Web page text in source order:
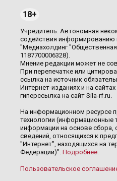
18+
Учредитель: Автономная
содействия информированию
"Медиахолдинг
1187700006328).
Мнение редакции может не
При перепечатке или
ссылка на источник
Интернет-изданиях и на
гиперссылка на сайт Sila-rf.ru.
На информационном ресурсе
технологии (информационные
информации на основе сбора,
сведений, относящихся к
"Интернет", находящихся на
Федерации)". Подробнее.
Пользовательское